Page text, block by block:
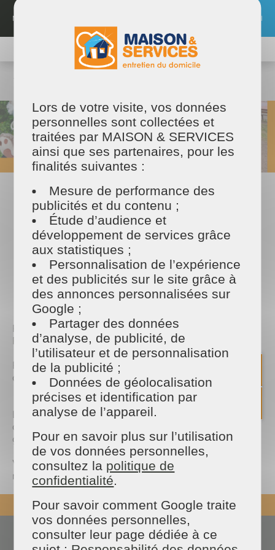
Aller
MENU EMPLOI
TROUVER MON PRESTATAIRE
MAISON ET SERVICES
Maison et Services fête Pâques
L'équipe de Maison et Services fête Pâques ensemble !
PARTAGER
Facebook
Twitter Email
Retour en image de notre traditionnelle fête de
Pâques chez MS Strasbourg !
Petits et grands ont fêté Pâques en équipe autour
d’une chasse aux œufs et d’une enquête inédite 🕵️
L’équipe découvre que le lapin de Pâques avait
disparu ! Pour le retrouver : obtenir des indices en
gagnant les mini-jeux.
Venez découvrir la fin de l’histoire en faisant défiler
nos photos !
REVENIR EN HAUT
Actualités
Espace presse
Lors de votre visite, vos données
personnelles sont collectées et
traitées par MAISON & SERVICES
ainsi que ses partenaires, pour les
finalités suivantes :
Mesure de performance des
publicités et du contenu ;
Étude d’audience et
développement de services grâce
aux statistiques ;
Personnalisation de l’expérience
et des publicités sur le site grâce à
des annonces personnalisées sur
Google ;
Partager des données
d’analyse, de publicité, de
l’utilisateur et de personnalisation
de la publicité ;
Données de géolocalisation
précises et identification par
analyse de l’appareil.
Pour en savoir plus sur l’utilisation
de vos données personnelles,
consultez la politique de
confidentialité.
Pour savoir comment Google traite
vos données personnelles,
consulter leur page dédiée à ce